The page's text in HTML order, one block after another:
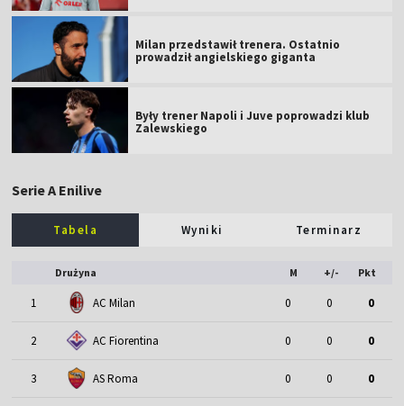
Milan przedstawił trenera. Ostatnio
prowadził angielskiego giganta
Były trener Napoli i Juve poprowadzi klub
Zalewskiego
Serie A Enilive
Tabela Wyniki Terminarz
Drużyna M +/- Pkt
1 AC Milan 0 0 0
2 AC Fiorentina 0 0 0
3 AS Roma 0 0 0